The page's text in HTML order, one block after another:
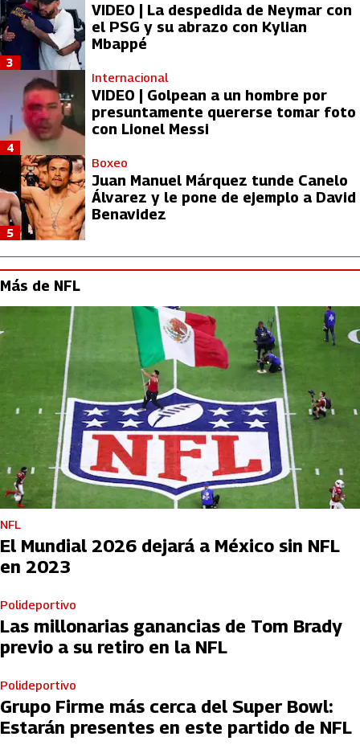
VIDEO | La despedida de Neymar con
el PSG y su abrazo con Kylian
Mbappé
3
Internacional
VIDEO | Golpean a un hombre por
presuntamente quererse tomar foto
con Lionel Messi
4
Boxeo
Juan Manuel Márquez tunde Canelo
Álvarez y le pone de ejemplo a David
Benavidez
5
Más de NFL
NFL
El Mundial 2026 dejará a México sin NFL
en 2023
Polideportivo
Las millonarias ganancias de Tom Brady
previo a su retiro en la NFL
Polideportivo
Grupo Firme más cerca del Super Bowl:
Estarán presentes en este partido de NFL